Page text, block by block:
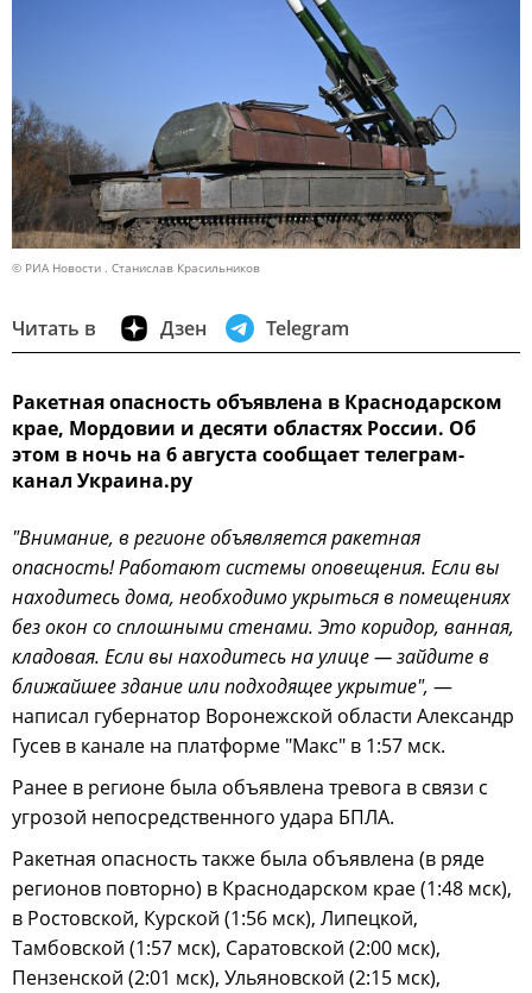
© РИА Новости . Станислав Красильников
Читать в Дзен Telegram
Ракетная опасность объявлена в Краснодарском
крае, Мордовии и десяти областях России. Об
этом в ночь на 6 августа сообщает телеграм-
канал Украина.ру
"Внимание, в регионе объявляется ракетная
опасность! Работают системы оповещения. Если вы
находитесь дома, необходимо укрыться в помещениях
без окон со сплошными стенами. Это коридор, ванная,
кладовая. Если вы находитесь на улице — зайдите в
ближайшее здание или подходящее укрытие", —
написал губернатор Воронежской области Александр
Гусев в канале на платформе "Макс" в 1:57 мск.
Ранее в регионе была объявлена тревога в связи с
угрозой непосредственного удара БПЛА.
Ракетная опасность также была объявлена (в ряде
регионов повторно) в Краснодарском крае (1:48 мск),
в Ростовской, Курской (1:56 мск), Липецкой,
Тамбовской (1:57 мск), Саратовской (2:00 мск),
Пензенской (2:01 мск), Ульяновской (2:15 мск),